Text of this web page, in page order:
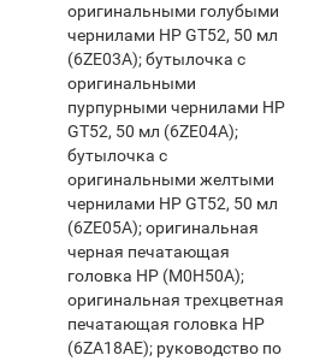
оригинальными голубыми
чернилами HP GT52, 50 мл
(6ZE03A); бутылочка с
оригинальными
пурпурными чернилами HP
GT52, 50 мл (6ZE04A);
бутылочка с
оригинальными желтыми
чернилами HP GT52, 50 мл
(6ZE05A); оригинальная
черная печатающая
головка HP (M0H50A);
оригинальная трехцветная
печатающая головка HP
(6ZA18AE); руководство по